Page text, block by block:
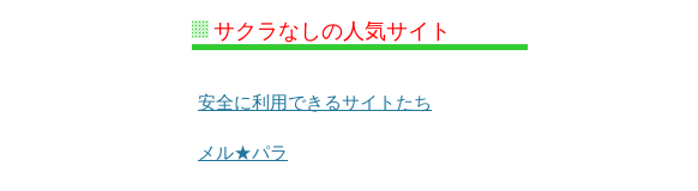
サクラなしの人気サイト
安全に利用できるサイトたち
メル★パラ